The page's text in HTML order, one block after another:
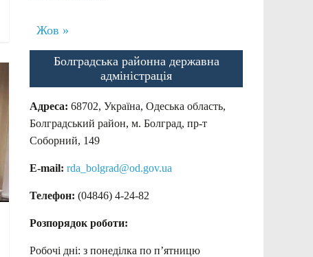
Жов »
Болградська районна державна
адміністрація
Адреса: 68702, Україна, Одеська область,
Болградський район, м. Болград, пр-т
Соборний, 149
E-mail: rda_bolgrad@od.gov.ua
Телефон: (04846) 4-24-82
Розпорядок роботи:
Робочі дні: з понеділка по п’ятницю